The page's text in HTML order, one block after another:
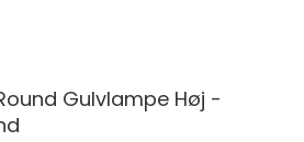
Gulvlampe Høj -